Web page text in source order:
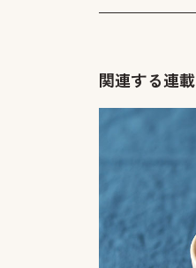
関連する連載